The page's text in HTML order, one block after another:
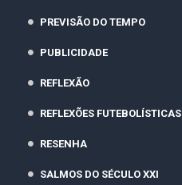
PREVISÃO DO TEMPO
PUBLICIDADE
REFLEXÃO
REFLEXÕES FUTEBOLÍSTICAS
RESENHA
SALMOS DO SÉCULO XXI